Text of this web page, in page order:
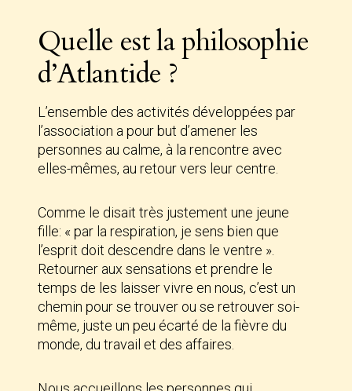
Quelle est la philosophie
d’Atlantide ?
L’ensemble des activités développées par
l’association a pour but d’amener les
personnes au calme, à la rencontre avec
elles-mêmes, au retour vers leur centre.
Comme le disait très justement une jeune
fille: « par la respiration, je sens bien que
l’esprit doit descendre dans le ventre ».
Retourner aux sensations et prendre le
temps de les laisser vivre en nous, c’est un
chemin pour se trouver ou se retrouver soi-
même, juste un peu écarté de la fièvre du
monde, du travail et des affaires.